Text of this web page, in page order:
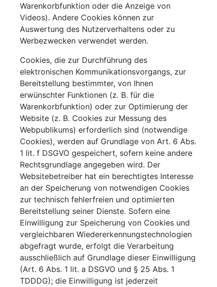
Warenkorbfunktion oder die Anzeige von
Videos). Andere Cookies können zur
Auswertung des Nutzerverhaltens oder zu
Werbezwecken verwendet werden.
Cookies, die zur Durchführung des
elektronischen Kommunikationsvorgangs, zur
Bereitstellung bestimmter, von Ihnen
erwünschter Funktionen (z. B. für die
Warenkorbfunktion) oder zur Optimierung der
Website (z. B. Cookies zur Messung des
Webpublikums) erforderlich sind (notwendige
Cookies), werden auf Grundlage von Art. 6 Abs.
1 lit. f DSGVO gespeichert, sofern keine andere
Rechtsgrundlage angegeben wird. Der
Websitebetreiber hat ein berechtigtes Interesse
an der Speicherung von notwendigen Cookies
zur technisch fehlerfreien und optimierten
Bereitstellung seiner Dienste. Sofern eine
Einwilligung zur Speicherung von Cookies und
vergleichbaren Wiedererkennungstechnologien
abgefragt wurde, erfolgt die Verarbeitung
ausschließlich auf Grundlage dieser Einwilligung
(Art. 6 Abs. 1 lit. a DSGVO und § 25 Abs. 1
TDDDG); die Einwilligung ist jederzeit